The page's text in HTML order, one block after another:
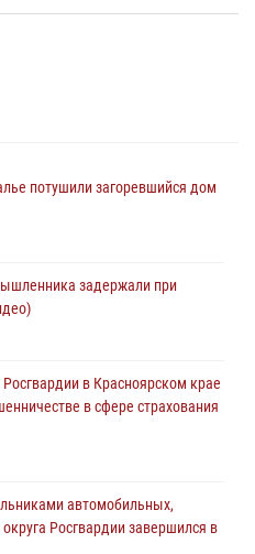
потушили загоревшийся дом
задержали при
в Красноярском крае
в сфере страхования
автомобильных,
Росгвардии завершился в